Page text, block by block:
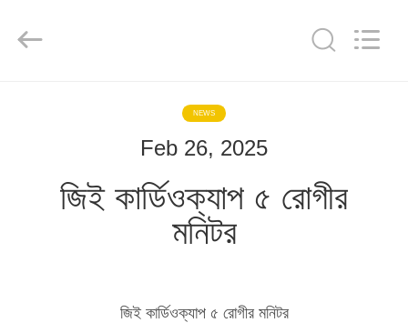
Equipment
Service
NEWS
Feb 26, 2025
জিই কার্ডিওক্যাপ ৫ রোগীর
মনিটর
জিই কার্ডিওক্যাপ ৫ রোগীর মনিটর